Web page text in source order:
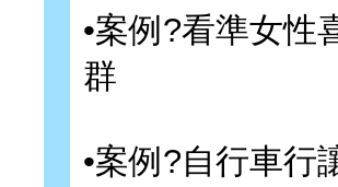
•案例?看準女性
群
•案例?自行車行